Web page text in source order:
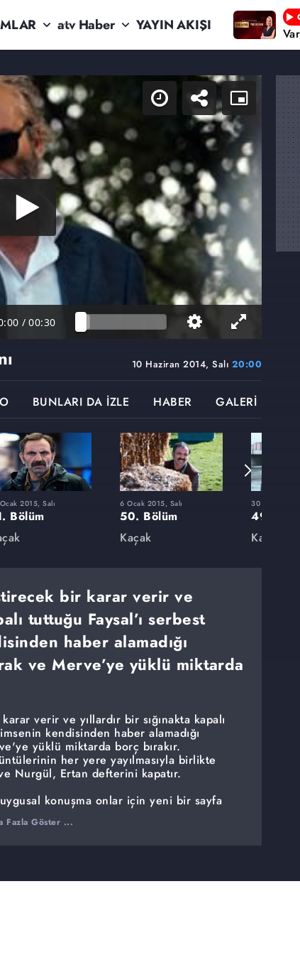
atv Haber YAYIN AKIŞI
/ 00:30
10 Haziran 2014, Salı 20:00
BUNLARI DA İZLE HABER GALERİ
2015, Salı
Bölüm
6 Ocak 2015, Salı
50. Bölüm
Kaçak
30 Aralık
49. Bölüm
Kaçak
bir karar verir ve
tuttuğu Faysal’ı serbest
haber alamadığı
ve Merve’ye yüklü miktarda
verir ve yıllardır bir sığınakta kapalı
kendisinden haber alamadığı
yüklü miktarda borç bırakır.
her yere yayılmasıyla birlikte
Nurgül, Ertan defterini kapatır.
konuşma onlar için yeni bir sayfa
herkesi farklı yollara sürükler.
bir hayalet gibi peşlerinde olacaktır.
Fazla Göster ...